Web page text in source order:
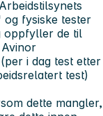
og fysiske tester
oppfyller de til
i dag test etter
test)
dette mangler,